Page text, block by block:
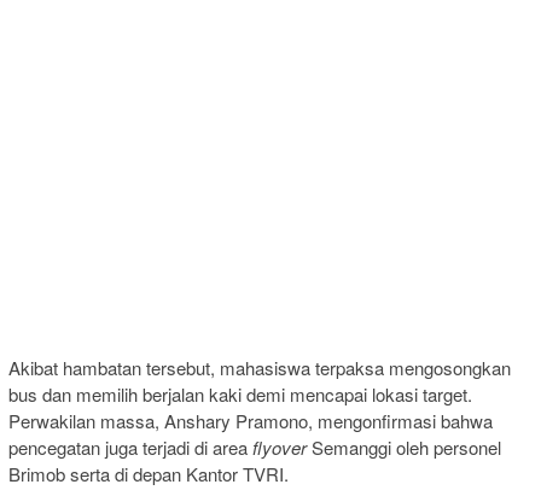
Akibat hambatan tersebut, mahasiswa terpaksa mengosongkan
bus dan memilih berjalan kaki demi mencapai lokasi target.
Perwakilan massa, Anshary Pramono, mengonfirmasi bahwa
pencegatan juga terjadi di area flyoverSemanggi oleh personel
Brimob serta di depan Kantor TVRI.